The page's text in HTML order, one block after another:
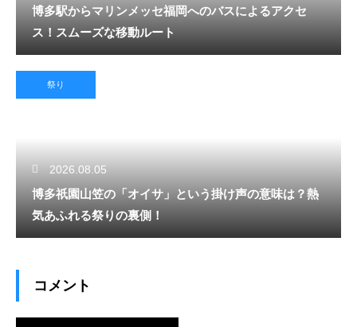
博多駅からマリンメッセ福岡へのバスによるアクセ
ス！スムーズな移動ルート
祭り
2026.08.05
博多祇園山笠の「オイサ」という掛け声の意味は？熱
気あふれる祭りの裏側！
コメント